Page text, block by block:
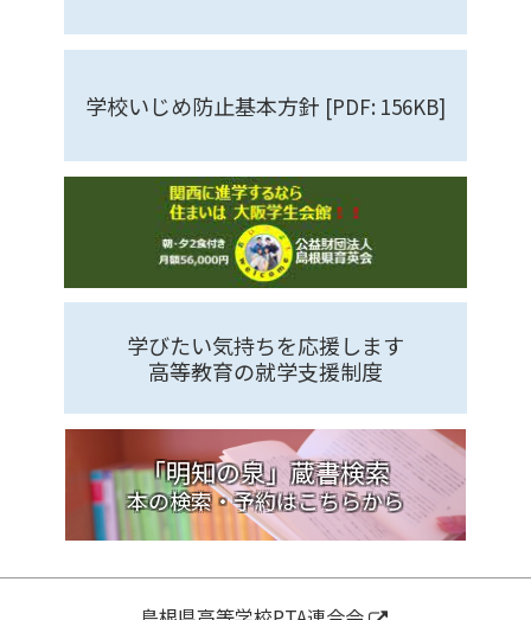
学校いじめ防止基本方針 [PDF: 156KB]
学びたい気持ちを応援します
高等教育の就学支援制度
「明知の泉」蔵書検索
本の検索・予約はこちらから